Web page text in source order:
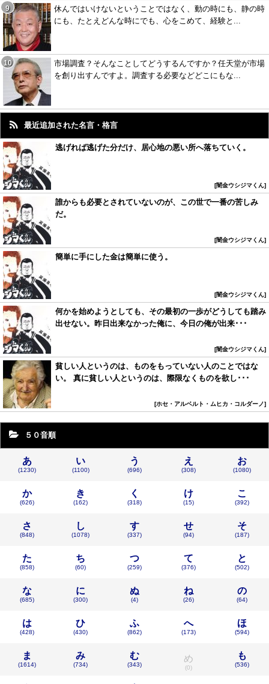
休んではいけないということではなく、動の時にも、静の時
にも、たとえどんな時にでも、心をこめて、経験と...
市場調査？そんなことしてどうするんですか？任天堂が市場
を創り出すんですよ。調査する必要などどこにもな...
最近追加された名言・格言
逃げれば逃げた分だけ、居心地の悪い所へ落ちていく。
闇金ウシジマくん
誰からも必要とされていないのが、この世で一番の苦しみ
だ。
闇金ウシジマくん
簡単に手にした金は簡単に使う。
闇金ウシジマくん
何かを始めようとしても、その最初の一歩がどうしても踏み
出せない。昨日出来なかった俺に、今日の俺が出来･･･
闇金ウシジマくん
貧しい人というのは、ものをもっていない人のことではな
い。 真に貧しい人というのは、際限なくものを欲し･･･
ホセ・アルベルト・ムヒカ・コルダーノ
５０音順
あ
(1230)
い
(1100)
う
(696)
え
(308)
お
(1080)
か
(626)
き
(162)
く
(318)
け
(15)
こ
(392)
さ
(848)
し
(1078)
す
(337)
せ
(94)
そ
(187)
た
(858)
ち
(60)
つ
(259)
て
(376)
と
(502)
な
(685)
に
(300)
ぬ
(4)
ね
(26)
の
(64)
は
(428)
ひ
(430)
ふ
(862)
へ
(173)
ほ
(594)
ま
(1614)
み
(734)
む
(343)
め
(0)
も
(536)